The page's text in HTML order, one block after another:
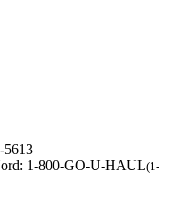
5613
1-800-GO-U-HAUL(1-